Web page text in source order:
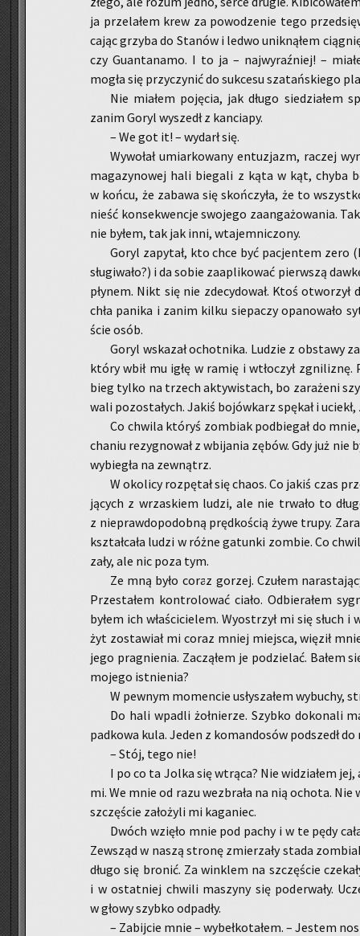
ja prze­la­łem krew za po­wo­dze­nie tego
ca­jąc grzy­ba do Sta­nów i ledwo unik­ną­łem
czy Gu­an­ta­na­mo. I to ja – naj­wy­raź­niej! –
mogła się przy­czy­nić do suk­ce­su sza­tań­skie­go
Nie mia­łem po­ję­cia, jak długo sie­dzia­łem
zanim Goryl wy­szedł z kan­cia­py.
– We got it! – wy­darł się.
Wy­wo­łał umiar­ko­wa­ny en­tu­zjazm, ra­czej
ma­ga­zy­no­wej hali bie­ga­li z kąta w kąt, chyba
w końcu, że za­ba­wa się skoń­czy­ła, że to
nieść kon­se­kwen­cje swo­je­go za­an­ga­żo­wa­nia.
nie byłem, tak jak inni, wta­jem­ni­czo­ny.
Goryl za­py­tał, kto chce być pa­cjen­tem
słu­gi­wa­ło?) i da sobie za­apli­ko­wać pierw­szą
pły­nem. Nikt się nie zde­cy­do­wał. Ktoś
chła pa­ni­ka i zanim kilku sie­pa­czy opa­no­wa­ło
ście osób.
Goryl wska­zał ochot­ni­ka. Lu­dzie z ob­sta­wy
który wbił mu igłę w ramię i wtło­czył
bieg tylko na trzech ak­ty­wi­stach, bo za­ra­że­ni
wa­li po­zo­sta­łych. Jakiś bo­jów­karz spę­kał i
Co chwi­la któ­ryś zom­biak pod­bie­gał do
cha­niu re­zy­gno­wał z wbi­ja­nia zębów. Gdy już nie
wy­bie­gła na ze­wnątrz.
W oko­li­cy roz­pę­tał się chaos. Co jakiś czas
ją­cych z wrza­skiem ludzi, ale nie trwa­ło to
z nie­praw­do­po­dob­ną pręd­ko­ścią żywe trupy.
kształ­ca­ła ludzi w różne ga­tun­ki zom­bie. Co
za­ły, ale nic poza tym.
Ze mną było coraz go­rzej. Czu­łem
Prze­sta­łem kon­tro­lo­wać ciało. Od­bie­ra­łem
byłem ich wła­ści­cie­lem. Wy­ostrzył mi się słuch
żyt zo­sta­wiał mi coraz mniej miej­sca, wię­ził
jego pra­gnie­nia. Za­czą­łem je po­dzie­lać. Bałem
mo­je­go ist­nie­nia?
W pew­nym mo­men­cie usły­sza­łem wy­bu­chy,
Do hali wpa­dli żoł­nie­rze. Szyb­ko do­ko­na­li
pad­ko­wa kula. Jeden z ko­man­do­sów pod­szedł
– Stój, tego nie!
I po co ta Jolka się wtrą­ca? Nie wi­dzia­łem
mi. We mnie od razu wez­bra­ła na nią ocho­ta. Nie
szczę­ście za­ło­ży­li mi ka­ga­niec.
Dwóch wzię­ło mnie pod pachy i w te pędy
Ze­wsząd w naszą stro­nę zmie­rza­ły stada
długo się bro­nić. Za win­klem na szczę­ście
i w ostat­niej chwi­li ma­szy­ny się po­de­rwa­ły.
w głowy szyb­ko od­pa­dły.
– Za­bij­cie mnie – wy­beł­ko­ta­łem. – Je­stem